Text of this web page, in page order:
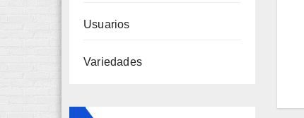
Usuarios
Variedades